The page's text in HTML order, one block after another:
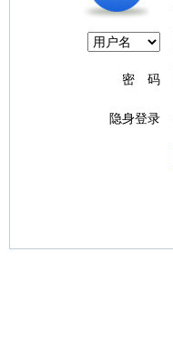
密 码
隐身登录